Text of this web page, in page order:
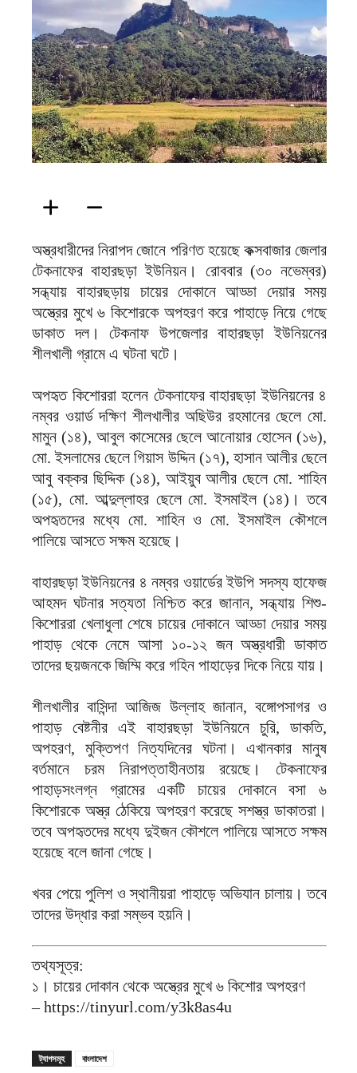
ফিরদাউস
অস্ত্রধারীদের নিরাপদ জোনে পরিণত হয়েছে কক্সবাজার জেলার
টেকনাফের বাহারছড়া ইউনিয়ন। রোববার (৩০ নভেম্বর)
সন্ধ্যায় বাহারছড়ায় চায়ের দোকানে আড্ডা দেয়ার সময়
অস্ত্রের মুখে ৬ কিশোরকে অপহরণ করে পাহাড়ে নিয়ে গেছে
ডাকাত দল। টেকনাফ উপজেলার বাহারছড়া ইউনিয়নের
শীলখালী গ্রামে এ ঘটনা ঘটে।
অপহৃত কিশোররা হলেন টেকনাফের বাহারছড়া ইউনিয়নের ৪
নম্বর ওয়ার্ড দক্ষিণ শীলখালীর অছিউর রহমানের ছেলে মো.
মামুন (১৪), আবুল কাসেমের ছেলে আনোয়ার হোসেন (১৬),
মো. ইসলামের ছেলে গিয়াস উদ্দিন (১৭), হাসান আলীর ছেলে
আবু বক্কর ছিদ্দিক (১৪), আইয়ুব আলীর ছেলে মো. শাহিন
(১৫), মো. আব্দুল্লাহর ছেলে মো. ইসমাইল (১৪)। তবে
অপহৃতদের মধ্যে মো. শাহিন ও মো. ইসমাইল কৌশলে
পালিয়ে আসতে সক্ষম হয়েছে।
বাহারছড়া ইউনিয়নের ৪ নম্বর ওয়ার্ডের ইউপি সদস্য হাফেজ
আহমদ ঘটনার সত্যতা নিশ্চিত করে জানান, সন্ধ্যায় শিশু-
কিশোররা খেলাধুলা শেষে চায়ের দোকানে আড্ডা দেয়ার সময়
পাহাড় থেকে নেমে আসা ১০-১২ জন অস্ত্রধারী ডাকাত
তাদের ছয়জনকে জিম্মি করে গহিন পাহাড়ের দিকে নিয়ে যায়।
শীলখালীর বাসিন্দা আজিজ উল্লাহ জানান, বঙ্গোপসাগর ও
পাহাড় বেষ্টনীর এই বাহারছড়া ইউনিয়নে চুরি, ডাকতি,
অপহরণ, মুক্তিপণ নিত্যদিনের ঘটনা। এখানকার মানুষ
বর্তমানে চরম নিরাপত্তাহীনতায় রয়েছে। টেকনাফের
পাহাড়সংলগ্ন গ্রামের একটি চায়ের দোকানে বসা ৬
কিশোরকে অস্ত্র ঠেকিয়ে অপহরণ করেছে সশস্ত্র ডাকাতরা।
তবে অপহৃতদের মধ্যে দুইজন কৌশলে পালিয়ে আসতে সক্ষম
হয়েছে বলে জানা গেছে।
খবর পেয়ে পুলিশ ও স্থানীয়রা পাহাড়ে অভিযান চালায়। তবে
তাদের উদ্ধার করা সম্ভব হয়নি।
তথ্যসূত্র:
১। চায়ের দোকান থেকে অস্ত্রের মুখে ৬ কিশোর অপহরণ
– https://tinyurl.com/y3k8as4u
ট্যাগসমূহ বাংলাদেশ